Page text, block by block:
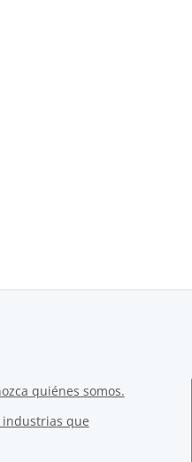
quiénes somos.
industrias que